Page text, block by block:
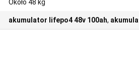
Około 48 kg
akumulator lifepo4 48v 100ah,